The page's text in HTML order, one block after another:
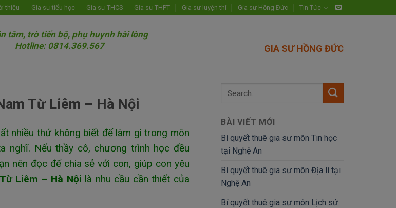
thiệu Gia sư tiểu học Gia sư THCS Gia sư THPT Gia sư luyện thi Gia sư Hồng Đức Tin Tức
tâm, trò tiến bộ, phụ huynh hài lòng
Hotline: 0814.369.567
GIA SƯ HỒNG ĐỨC
Từ Liêm – Hà Nội
nhiều thứ không biết để làm gì trong môn
nghĩ. Nếu thầy cô, chương trình học đều
nên đọc để chia sẻ với con, giúp con yêu
Liêm – Hà Nội là nhu cầu cần thiết của
BÀI VIẾT MỚI
Bí quyết thuê gia sư môn Tin học
tại Nghệ An
Bí quyết thuê gia sư môn Địa lí tại
Nghệ An
Bí quyết thuê gia sư môn Lịch sử